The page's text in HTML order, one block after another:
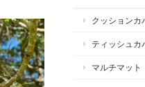
クッションカ
ティッシュカ
マルチマット